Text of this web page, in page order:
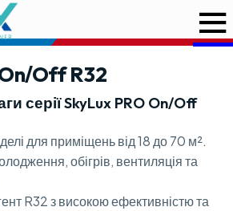
Off R32
серії SkyLux PRO On/Off
для приміщень від 18 до 70 м².
обігрів, вентиляція та
R32 з високою ефективністю та